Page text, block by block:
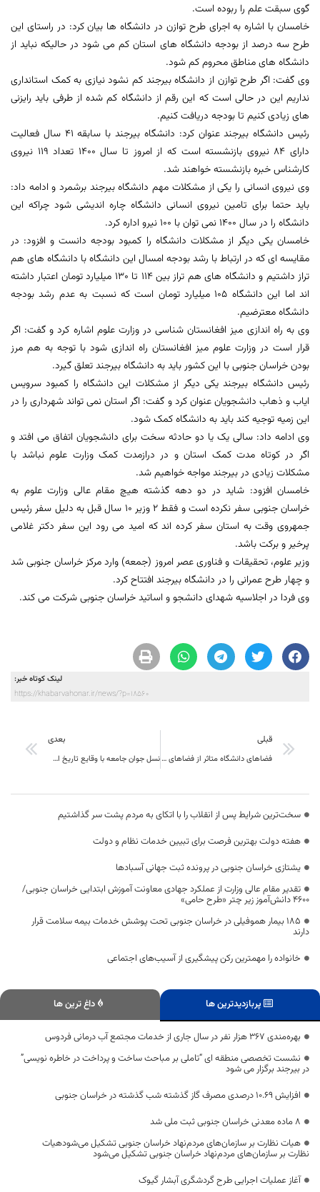
گوی سبقت علم را ربوده است.
خامسان با اشاره به اجرای طرح توازن در دانشگاه ها بیان کرد: در راستای این
طرح سه درصد از بودجه دانشگاه های استان کم می شود در حالیکه نباید از
دانشگاه های مناطق محروم کم شود.
وی گفت: اگر طرح توازن از دانشگاه بیرجند کم نشود نیازی به کمک استانداری
نداریم این در حالی است که این رقم از دانشگاه کم شده از طرفی باید رایزنی
های زیادی کنیم تا بودجه دریافت کنیم.
رئیس دانشگاه بیرجند عنوان کرد: دانشگاه بیرجند با سابقه 41 سال فعالیت
دارای 84 نیروی بازنشسته است که از امروز تا سال 1400 تعداد 119 نیروی
کارشناس خبره بازنشسته خواهند شد.
وی نیروی انسانی را یکی از مشکلات مهم دانشگاه بیرجند برشمرد و ادامه داد:
باید حتما برای تامین نیروی انسانی دانشگاه چاره اندیشی شود چراکه این
دانشگاه را در سال 1400 نمی توان با 100 نیرو اداره کرد.
خامسان یکی دیگر از مشکلات دانشگاه را کمبود بودجه دانست و افزود: در
مقایسه ای که در ارتباط با رشد بودجه امسال این دانشگاه با دانشگاه های هم
تراز داشتیم و دانشگاه های هم تراز بین 114 تا 130 میلیارد تومان اعتبار داشته
اند اما این دانشگاه 105 میلیارد تومان است که نسبت به عدم رشد بودجه
دانشگاه معترضیم.
وی به راه اندازی میز افغانستان شناسی در وزارت علوم اشاره کرد و گفت: اگر
قرار است در وزارت علوم میز افغانستان راه اندازی شود با توجه به هم مرز
بودن خراسان جنوبی با این کشور باید به دانشگاه بیرجند تعلق گیرد.
رئیس دانشگاه بیرجند یکی دیگر از مشکلات این دانشگاه را کمبود سرویس
ایاب و ذهاب دانشجویان عنوان کرد و گفت: اگر استان نمی تواند شهرداری را در
این زمیه توجیه کند باید به دانشگاه کمک شود.
وی ادامه داد: سالی یک یا دو حادثه سخت برای دانشجویان اتفاق می افتد و
اگر در کوتاه مدت کمک استان و در درازمدت کمک وزارت علوم نباشد با
مشکلات زیادی در بیرجند مواجه خواهیم شد.
خامسان افزود: شاید در دو دهه گذشته هیچ مقام عالی وزارت علوم به
خراسان جنوبی سفر نکرده است و فقط 2 وزیر 10 سال قبل به دلیل سفر رئیس
جمهروی وقت به استان سفر کرده اند که امید می رود این سفر دکتر غلامی
پرخیر و برکت باشد.
وزیر علوم، تحقیقات و فناوری عصر امروز (جمعه) وارد مرکز خراسان جنوبی شد
و چهار طرح عمرانی را در دانشگاه بیرجند افتتاح کرد.
وی فردا در اجلاسیه شهدای دانشجو و اساتید خراسان جنوبی شرکت می کند.
لینک کوتاه خبر:
https://khabarvahonar.ir/news/?p=18560
قبلی
فضاهای دانشگاه متاثر از فضاهای سیاسی است
بعدی
نسل جوان جامعه با وقایع تاریخ اسلام و هشت دفاع مقدس آشنا شوند و از آن درس بگیرند.
سخت‌ترین شرایط پس از انقلاب را با اتکای به مردم پشت سر گذاشتیم
هفته دولت بهترین فرصت برای تبیین خدمات نظام و دولت
یشتازی خراسان جنوبی در پرونده ثبت جهانی آسبادها
تقدیر مقام عالی وزارت از عملکرد جهادی معاونت آموزش ابتدایی خراسان جنوبی/
۴۶۰۰ دانش‌آموز زیر چتر «طرح حامی»
۱۸۵ بیمار هموفیلی در خراسان جنوبی تحت پوشش خدمات بیمه سلامت قرار
دارند
خانواده را مهمترین رکن پیشگیری از آسیب‌های اجتماعی
پربازدیدترین ها داغ ترین ها
بهره‌مندی ۳۶۷ هزار نفر در سال جاری از خدمات مجتمع آب درمانی فردوس
نشست تخصصی منطقه ای “تاملی بر مباحث ساخت و پرداخت در خاطره نویسی”
در بیرجند برگزار می شود
افزایش ۱۰.۶۹ درصدی مصرف گاز گذشته شب گذشته در خراسان جنوبی
۸ ماده معدنی خراسان جنوبی ثبت ملی شد
هیات نظارت بر سازمان‌های مردم‌نهاد خراسان جنوبی تشکیل می‌شودهیات
نظارت بر سازمان‌های مردم‌نهاد خراسان جنوبی تشکیل می‌شود
آغاز عملیات اجرایی طرح گردشگری آبشار گیوک